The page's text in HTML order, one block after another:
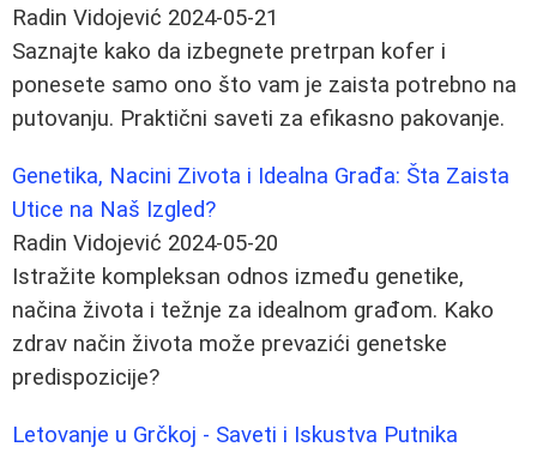
Radin Vidojević 2024-05-21
Saznajte kako da izbegnete pretrpan kofer i
ponesete samo ono što vam je zaista potrebno na
putovanju. Praktični saveti za efikasno pakovanje.
Genetika, Nacini Zivota i Idealna Građa: Šta Zaista
Utice na Naš Izgled?
Radin Vidojević 2024-05-20
Istražite kompleksan odnos između genetike,
načina života i težnje za idealnom građom. Kako
zdrav način života može prevazići genetske
predispozicije?
Letovanje u Grčkoj - Saveti i Iskustva Putnika